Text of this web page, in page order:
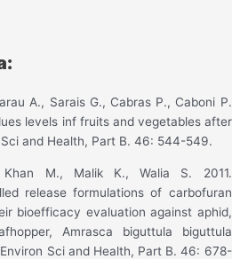
A., Sarais G., Cabras P., Caboni P.
levels inf fruits and vegetables after
and Health, Part B. 46: 544-549.
M., Malik K., Walia S. 2011.
release formulations of carbofuran
bioefficacy evaluation against aphid,
Amrasca biguttula biguttula
Sci and Health, Part B. 46: 678-